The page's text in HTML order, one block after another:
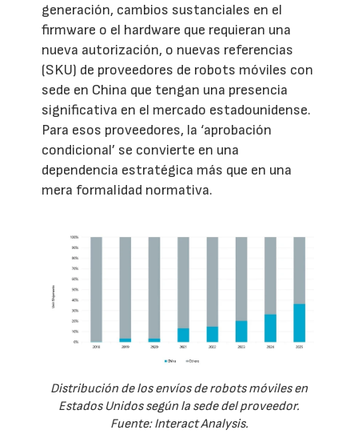
generación, cambios sustanciales en el
firmware o el hardware que requieran una
nueva autorización, o nuevas referencias
(SKU) de proveedores de robots móviles con
sede en China que tengan una presencia
significativa en el mercado estadounidense.
Para esos proveedores, la ‘aprobación
condicional’ se convierte en una
dependencia estratégica más que en una
mera formalidad normativa.
Distribución de los envíos de robots móviles en
Estados Unidos según la sede del proveedor.
Fuente: Interact Analysis.